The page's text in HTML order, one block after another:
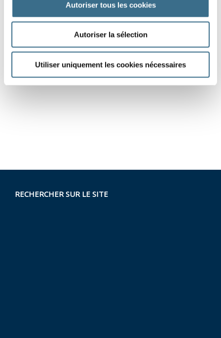
Autoriser tous les cookies
Autoriser la sélection
Utiliser uniquement les cookies nécessaires
RECHERCHER SUR LE SITE